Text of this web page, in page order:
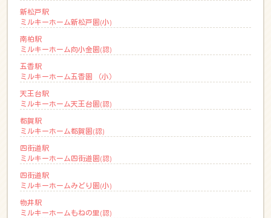
新松戸駅
ミルキーホーム新松戸園(小)
南柏駅
ミルキーホーム向小金園(認)
五香駅
ミルキーホーム五香園 （小）
天王台駅
ミルキーホーム天王台園(認)
都賀駅
ミルキーホーム都賀園(認)
四街道駅
ミルキーホーム四街道園(認)
四街道駅
ミルキーホームみどり園(小)
物井駅
ミルキーホームもねの里(認)